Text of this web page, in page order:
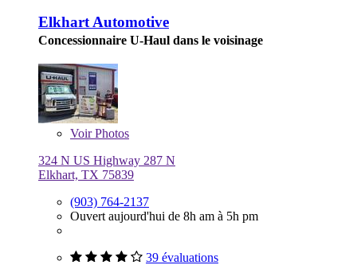
Elkhart Automotive
Concessionnaire U-Haul dans le voisinage
VoirPhotos
324 N US Highway 287 N
Elkhart, TX 75839
(903) 764-2137
Ouvert aujourd'hui de 8h am à 5h pm
39 évaluations